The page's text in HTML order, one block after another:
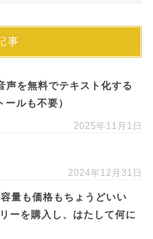
事
声を無料でテキスト化する
ルも不要）
2025年11月1日
2024年12月31日
量も価格もちょうどいい
ーを購入し、はたして何に